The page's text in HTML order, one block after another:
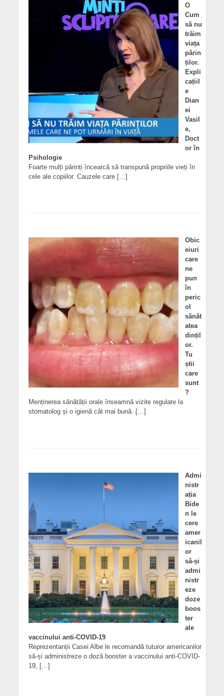
O
Cum
să nu
trăim
viața
părin
ților.
Expli
cațiil
e
Dian
ei
Vasil
e,
Doct
or în
Psihologie
Foarte mulți părinți încearcă să transpună propriile vieți în
cele ale copiilor. Cauzele care […]
Obic
eiuri
care
ne
pun
în
peric
ol
sănăt
atea
dințil
or.
Tu
știi
care
sunt
?
Menținerea sănătății orale înseamnă vizite regulate la
stomatolog și o igienă cât mai bună. […]
Admi
nistr
ația
Bide
n le
cere
amer
icanil
or
să-și
admi
nistr
eze
doze
boos
ter
ale
vaccinului anti-COVID-19
Reprezentanții Casei Albe le recomandă tuturor americanilor
să-și administreze o doză booster a vaccinului anti-COVID-
19, […]